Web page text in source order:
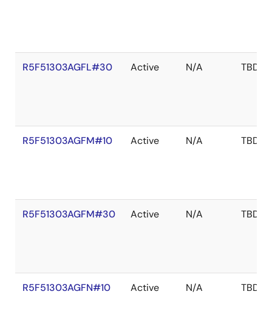
R5F51303AGFL#30 Active N/A TBD
R5F51303AGFM#10 Active N/A TBD
R5F51303AGFM#30 Active N/A TBD
R5F51303AGFN#10 Active N/A TBD